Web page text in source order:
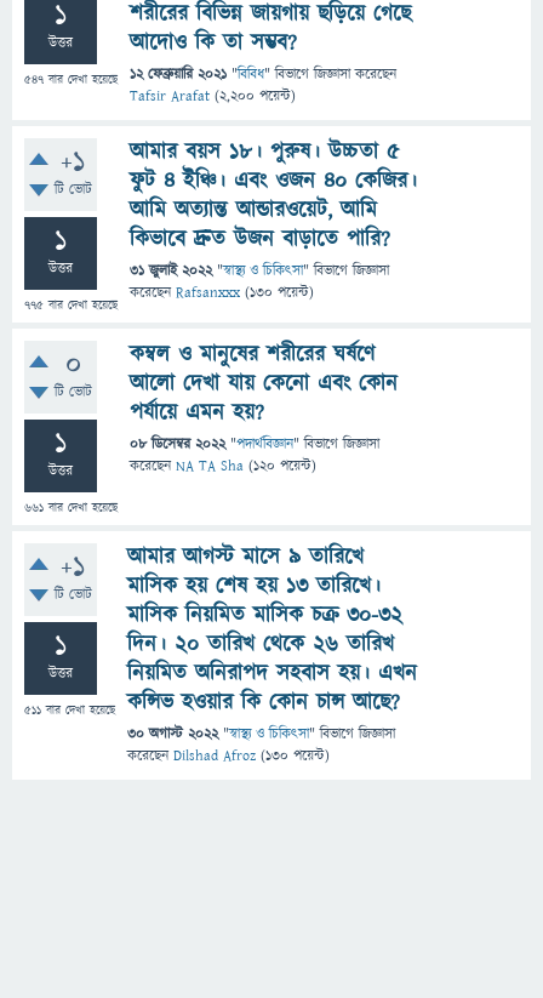
1
উত্তর
547 বার দেখা হয়েছে
শরীরের বিভিন্ন জায়গায় ছড়িয়ে গেছে
আদোও কি তা সম্ভব?
12 ফেব্রুয়ারি 2021 "বিবিধ" বিভাগে জিজ্ঞাসাকরেছেন
Tafsir Arafat (2,200 পয়েন্ট)
+1
টি ভোট
1
উত্তর
775 বার দেখা হয়েছে
আমার বয়স ১৮। পুরুষ। উচ্চতা ৫
ফুট ৪ ইঞ্চি। এবং ওজন ৪০ কেজির।
আমি অত্যান্ত আন্ডারওয়েট, আমি
কিভাবে দ্রুত উজন বাড়াতে পারি?
31 জুলাই 2022 "স্বাস্থ্য ও চিকিৎসা" বিভাগে জিজ্ঞাসা
করেছেনRafsanxxx (130 পয়েন্ট)
0
টি ভোট
1
উত্তর
661 বার দেখা হয়েছে
কম্বল ও মানুষের শরীরের ঘর্ষণে
আলো দেখা যায় কেনো এবং কোন
পর্যায়ে এমন হয়?
08 ডিসেম্বর 2022 "পদার্থবিজ্ঞান" বিভাগে জিজ্ঞাসা
করেছেনNA TA Sha (120 পয়েন্ট)
+1
টি ভোট
1
উত্তর
511 বার দেখা হয়েছে
আমার আগস্ট মাসে ৯ তারিখে
মাসিক হয় শেষ হয় ১৩ তারিখে।
মাসিক নিয়মিত মাসিক চক্র ৩০-৩২
দিন। ২০ তারিখ থেকে ২৬ তারিখ
নিয়মিত অনিরাপদ সহবাস হয়। এখন
কন্সিভ হওয়ার কি কোন চান্স আছে?
30 অগাস্ট 2022 "স্বাস্থ্য ও চিকিৎসা" বিভাগে জিজ্ঞাসা
করেছেনDilshad Afroz (130 পয়েন্ট)